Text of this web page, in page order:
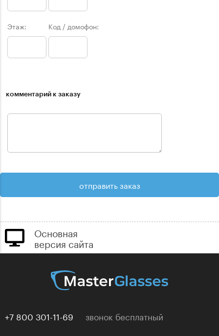
Этаж: Код / домофон:
комментарий к заказу
Основная
версия сайта
+7 800 301-11-69 звонок бесплатный